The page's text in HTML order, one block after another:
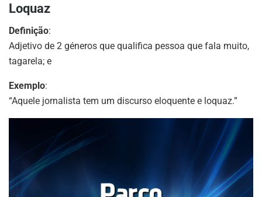
Loquaz
Definição:
Adjetivo de 2 géneros que qualifica pessoa que fala muito,
tagarela; e
Exemplo:
“Aquele jornalista tem um discurso eloquente e loquaz.”